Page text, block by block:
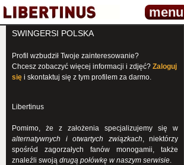
menu
SWINGERSI POLSKA
Profil wzbudził Twoje zainteresowanie?
Chcesz zobaczyć więcej informacji i zdjęć? Zaloguj
się i skontaktuj się z tym profilem za darmo.
Libertinus
Pomimo, że z założenia specjalizujemy się w
alternatywnych i otwartych związkach, niektórzy
spośród zagorzałych fanów monogamii, także
znaleźli swoją drugą połówkę w naszym serwisie.